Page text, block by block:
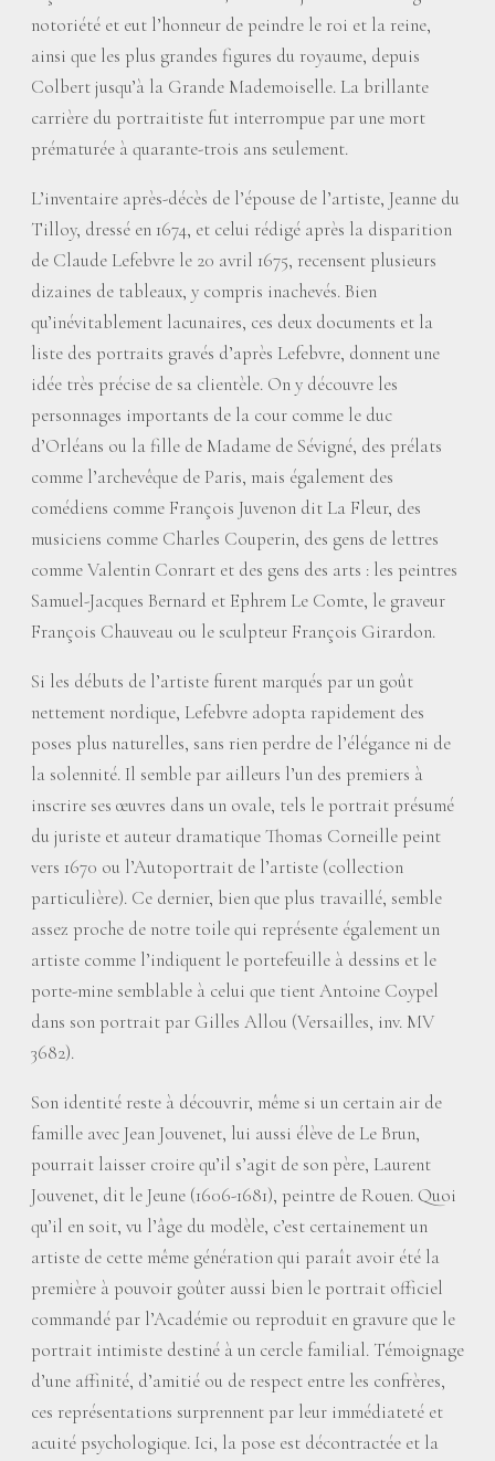
notoriété et eut l’honneur de peindre le roi et la reine,
ainsi que les plus grandes figures du royaume, depuis
Colbert jusqu’à la Grande Mademoiselle. La brillante
carrière du portraitiste fut interrompue par une mort
prématurée à quarante-trois ans seulement.
L’inventaire après-décès de l’épouse de l’artiste, Jeanne du
Tilloy, dressé en 1674, et celui rédigé après la disparition
de Claude Lefebvre le 20 avril 1675, recensent plusieurs
dizaines de tableaux, y compris inachevés. Bien
qu’inévitablement lacunaires, ces deux documents et la
liste des portraits gravés d’après Lefebvre, donnent une
idée très précise de sa clientèle. On y découvre les
personnages importants de la cour comme le duc
d’Orléans ou la fille de Madame de Sévigné, des prélats
comme l’archevêque de Paris, mais également des
comédiens comme François Juvenon dit La Fleur, des
musiciens comme Charles Couperin, des gens de lettres
comme Valentin Conrart et des gens des arts : les peintres
Samuel-Jacques Bernard et Ephrem Le Comte, le graveur
François Chauveau ou le sculpteur François Girardon.
Si les débuts de l’artiste furent marqués par un goût
nettement nordique, Lefebvre adopta rapidement des
poses plus naturelles, sans rien perdre de l’élégance ni de
la solennité. Il semble par ailleurs l’un des premiers à
inscrire ses œuvres dans un ovale, tels le portrait présumé
du juriste et auteur dramatique Thomas Corneille peint
vers 1670 ou l’Autoportrait de l’artiste (collection
particulière). Ce dernier, bien que plus travaillé, semble
assez proche de notre toile qui représente également un
artiste comme l’indiquent le portefeuille à dessins et le
porte-mine semblable à celui que tient Antoine Coypel
dans son portrait par Gilles Allou (Versailles, inv. MV
3682).
Son identité reste à découvrir, même si un certain air de
famille avec Jean Jouvenet, lui aussi élève de Le Brun,
pourrait laisser croire qu’il s’agit de son père, Laurent
Jouvenet, dit le Jeune (1606-1681), peintre de Rouen. Quoi
qu’il en soit, vu l’âge du modèle, c’est certainement un
artiste de cette même génération qui paraît avoir été la
première à pouvoir goûter aussi bien le portrait officiel
commandé par l’Académie ou reproduit en gravure que le
portrait intimiste destiné à un cercle familial. Témoignage
d’une affinité, d’amitié ou de respect entre les confrères,
ces représentations surprennent par leur immédiateté et
acuité psychologique. Ici, la pose est décontractée et la